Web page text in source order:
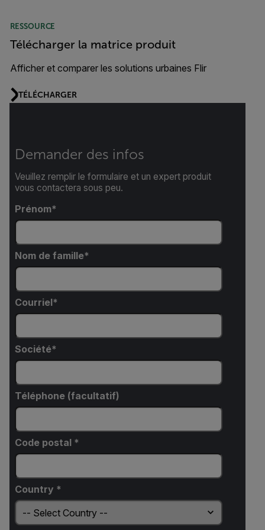
RESSOURCE
Télécharger la matrice produit
Afficher et comparer les solutions urbaines Flir
TÉLÉCHARGER
Demander des infos
Veuillez remplir le formulaire et un expert produit
vous contactera sous peu.
Prénom
Nom de famille
Courriel
Société
Téléphone (facultatif)
Code postal *
Country *